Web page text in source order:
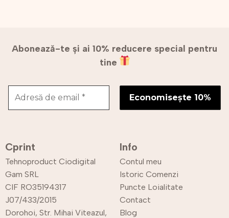
Abonează-te și ai 10% reducere special pentru
tine
Cprint
Tehnoproduct Ciodigital
Gam SRL
CIF RO35194317
J07/433/2015
Dorohoi, Str. Mihai Viteazul,
Info
Contul meu
Istoric Comenzi
Puncte Loialitate
Contact
Blog